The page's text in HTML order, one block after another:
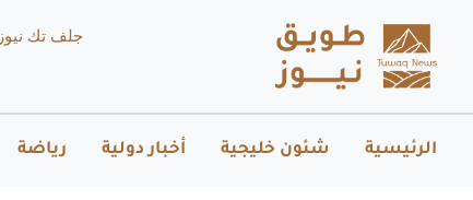
جلف تك نيوز
الرئيسية شئون خليجية أخبار دولية رياضة